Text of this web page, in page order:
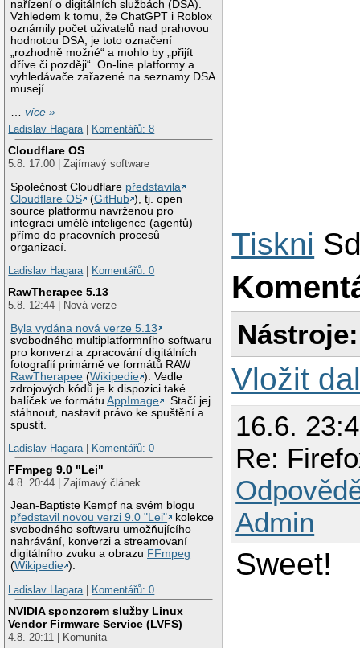
nařízení o digitálních službách (DSA).
Vzhledem k tomu, že ChatGPT i Roblox
oznámily počet uživatelů nad prahovou
hodnotou DSA, je toto označení
„rozhodně možné“ a mohlo by „přijít
dříve či později“. On-line platformy a
vyhledávače zařazené na seznamy DSA
musejí
…více »
Ladislav Hagara| Komentářů: 8
Cloudflare OS
5.8. 17:00 | Zajímavý software
Společnost Cloudflare představila
Cloudflare OS
(GitHub ), tj. open
source platformu navrženou pro
integraci umělé inteligence (agentů)
přímo do pracovních procesů
organizací.
Ladislav Hagara| Komentářů: 0
RawTherapee 5.13
5.8. 12:44 | Nová verze
Byla vydána nová verze 5.13
svobodného multiplatformního softwaru
pro konverzi a zpracování digitálních
fotografií primárně ve formátů RAW
RawTherapee (Wikipedie ). Vedle
zdrojových kódů je k dispozici také
balíček ve formátuAppImage
. Stačí jej
stáhnout, nastavit právo ke spuštění a
spustit.
Ladislav Hagara| Komentářů: 0
FFmpeg 9.0 "Lei"
4.8. 20:44 | Zajímavý článek
Jean-Baptiste Kempf na svém blogu
představil novou verzi 9.0 "Lei"
kolekce
svobodného softwaru umožňujícího
nahrávání, konverzi a streamovaní
digitálního zvuku a obrazu FFmpeg
(Wikipedie ).
Ladislav Hagara| Komentářů: 0
NVIDIA sponzorem služby Linux
Vendor Firmware Service (LVFS)
4.8. 20:11 | Komunita
Tiskni
Nástroje:
Vložit
16.6.
Re:
Admin
Sweet!